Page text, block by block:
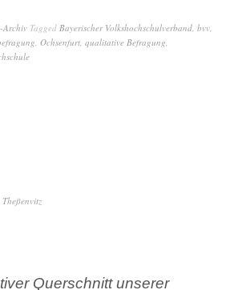
Archiv Tagged Bayerischer Volkshochschulverband, bvv,
, Ochsenfurt, qualitative Befragung,
Theßenvitz
Querschnitt unserer